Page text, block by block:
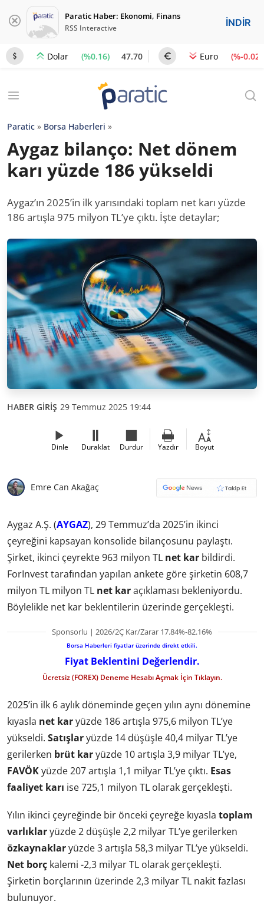
Paratic Haber: Ekonomi, Finans
RSS Interactive İNDİR
Dolar (%0.16) 47.70 Euro (%-0.02)
Paratic » Borsa Haberleri »
Aygaz bilanço: Net dönem
karı yüzde 186 yükseldi
Aygaz’ın 2025’in ilk yarısındaki toplam net karı yüzde
186 artışla 975 milyon TL’ye çıktı. İşte detaylar;
HABER GİRİŞ 29 Temmuz 2025 19:44
Dinle Duraklat Durdur Yazdır Boyut
Emre Can Akağaç
Aygaz A.Ş. (AYGAZ), 29 Temmuz’da 2025’in ikinci
çeyreğini kapsayan konsolide bilançosunu paylaştı.
Şirket, ikinci çeyrekte 963 milyon TL net kar bildirdi.
ForInvest tarafından yapılan ankete göre şirketin 608,7
milyon TL milyon TL net karaçıklaması bekleniyordu.
Böylelikle net kar beklentilerin üzerinde gerçekleşti.
Sponsorlu | 2026/2Ç Kar/Zarar 17.84%-82.16%
Borsa Haberleri fiyatlar üzerinde direkt etkili.
Fiyat Beklentini Değerlendir.
Ücretsiz (FOREX) Deneme Hesabı Açmak İçin Tıklayın.
2025’in ilk 6 aylık döneminde geçen yılın aynı dönemine
kıyasla net karyüzde 186 artışla 975,6 milyon TL’ye
yükseldi. Satışlaryüzde 14 düşüşle 40,4 milyar TL’ye
gerilerken brüt karyüzde 10 artışla 3,9 milyar TL’ye,
FAVÖKyüzde 207 artışla 1,1 milyar TL’ye çıktı. Esas
faaliyet karı ise 725,1 milyon TL olarak gerçekleşti.
Yılın ikinci çeyreğinde bir önceki çeyreğe kıyasla toplam
varlıklaryüzde 2 düşüşle 2,2 milyar TL’ye gerilerken
özkaynaklaryüzde 3 artışla 58,3 milyar TL’ye yükseldi.
Net borç kalemi -2,3 milyar TL olarak gerçekleşti.
Şirketin borçlarının üzerinde 2,3 milyar TL nakit fazlası
bulunuyor.